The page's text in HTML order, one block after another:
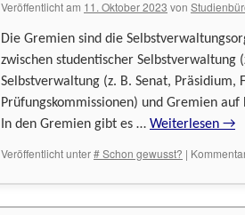
Veröffentlicht am 11. Oktober 2023 von
Die Gremien sind die
zwischen studentischer Selbstverwaltung
Selbstverwaltung (z. B. Senat, Präsidium,
Prüfungskommissionen) und Gremien
In den Gremien gibt es … Weiterlesen →
Veröffentlicht unter# Schon gewusst? |